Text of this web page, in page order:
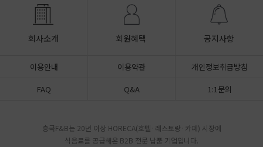
회사소개 회원혜택 공지사항
이용안내 이용약관
개인정보취급방침
FAQ
Q&A 1:1문의
흥국F&B는 20년 이상 HORECA(호텔·레스토랑·카페) 시장에
식음료를 공급해온 B2B 전문 납품 기업입니다.